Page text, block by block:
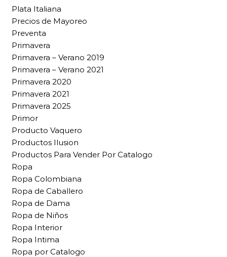
Plata Italiana
Precios de Mayoreo
Preventa
Primavera
Primavera – Verano 2019
Primavera – Verano 2021
Primavera 2020
Primavera 2021
Primavera 2025
Primor
Producto Vaquero
Productos Ilusion
Productos Para Vender Por Catalogo
Ropa
Ropa Colombiana
Ropa de Caballero
Ropa de Dama
Ropa de Niños
Ropa Interior
Ropa Intima
Ropa por Catalogo